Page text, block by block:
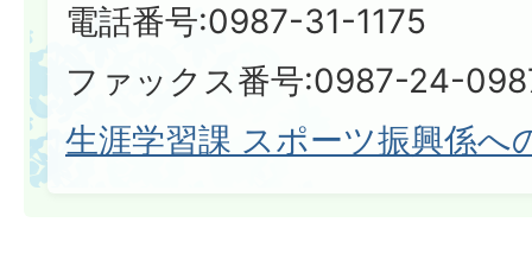
電話番号:0987-31-1175
ファックス番号:0987-24-
生涯学習課 スポーツ振興係へ